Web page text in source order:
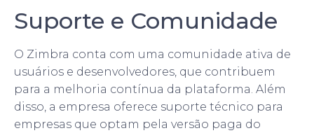
Suporte e Comunidade
O Zimbra conta com uma comunidade ativa de
usuários e desenvolvedores, que contribuem
para a melhoria contínua da plataforma. Além
disso, a empresa oferece suporte técnico para
empresas que optam pela versão paga do